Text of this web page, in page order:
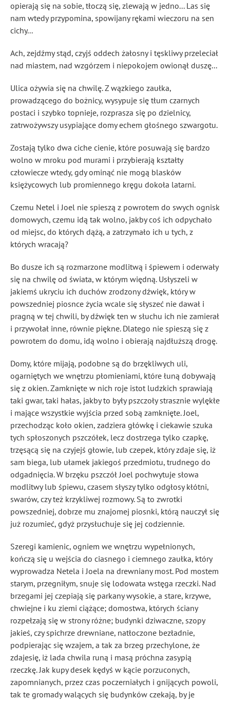
opierają się na sobie, tłoczą się, zlewają w jedno... Las się
nam wtedy przypomina, spowijany rękami wieczoru na sen
cichy...
Ach, zejdźmy stąd, czyjś oddech żałosny i tęskliwy przeleciał
nad miastem, nad wzgórzem i niepokojem owionął duszę...
Ulica ożywia się na chwilę. Z wązkiego zaułka,
prowadzącego do bożnicy, wysypuje się tłum czarnych
postaci i szybko topnieje, rozprasza się po dzielnicy,
zatrwożywszy usypiające domy echem głośnego szwargotu.
Zostają tylko dwa ciche cienie, które posuwają się bardzo
wolno w mroku pod murami i przybierają kształty
człowiecze wtedy, gdy ominąć nie mogą blasków
księżycowych lub promiennego kręgu dokoła latarni.
Czemu Netel i Joel nie spieszą z powrotem do swych ognisk
domowych, czemu idą tak wolno, jakby coś ich odpychało
od miejsc, do których dążą, a zatrzymało ich u tych, z
których wracają?
Bo dusze ich są rozmarzone modlitwą i śpiewem i oderwały
się na chwilę od świata, w którym więdną. Usłyszeli w
jakiemś ukryciu ich duchów zrodzony dźwięk, który w
powszedniej piosnce życia wcale się słyszeć nie dawał i
pragną w tej chwili, by dźwięk ten w słuchu ich nie zamierał
i przywołał inne, równie piękne. Dlatego nie spieszą się z
powrotem do domu, idą wolno i obierają najdłuższą drogę.
Domy, które mijają, podobne są do brzękliwych uli,
ogarniętych we wnętrzu płomieniami, które łuną dobywają
się z okien. Zamknięte w nich roje istot ludzkich sprawiają
taki gwar, taki hałas, jakby to były pszczoły strasznie wylękłe
i mające wszystkie wyjścia przed sobą zamknięte. Joel,
przechodząc koło okien, zadziera główkę i ciekawie szuka
tych spłoszonych pszczółek, lecz dostrzega tylko czapkę,
trzęsącą się na czyjejś głowie, lub czepek, który zdaje się, iż
sam biega, lub ułamek jakiegoś przedmiotu, trudnego do
odgadnięcia. W brzęku pszczół Joel pochwytuje słowa
modlitwy lub śpiewu, czasem słyszy tylko odgłosy kłótni,
swarów, czy też krzykliwej rozmowy. Są to zwrotki
powszedniej, dobrze mu znajomej piosnki, którą nauczył się
już rozumieć, gdyż przysłuchuje się jej codziennie.
Szeregi kamienic, ogniem we wnętrzu wypełnionych,
kończą się u wejścia do ciasnego i ciemnego zaułka, który
wyprowadza Netela i Joela na drewniany most. Pod mostem
starym, przegniłym, snuje się lodowata wstęga rzeczki. Nad
brzegami jej czepiają się parkany wysokie, a stare, krzywe,
chwiejne i ku ziemi ciążące; domostwa, których ściany
rozpełzają się w strony różne; budynki dziwaczne, szopy
jakieś, czy spichrze drewniane, natłoczone bezładnie,
podpierając się wzajem, a tak za brzeg przechylone, że
zdajesię, iż lada chwila runą i masą próchna zasypią
rzeczkę. Jak kupy desek kędyś w kącie porzuconych,
zapomnianych, przez czas poczerniałych i gnijących powoli,
tak te gromady walących się budynków czekają, by je